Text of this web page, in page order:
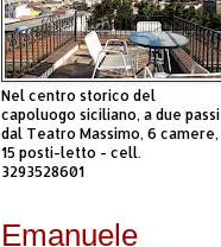
Nel centro storico del
capoluogo siciliano, a due passi
dal Teatro Massimo, 6 camere,
15 posti-letto - cell.
3293528601
Emanuele